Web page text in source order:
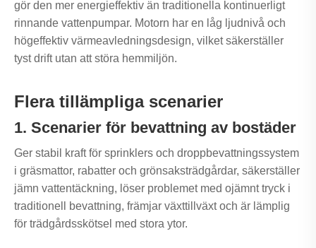
gör den mer energieffektiv än traditionella kontinuerligt
rinnande vattenpumpar. Motorn har en låg ljudnivå och
högeffektiv värmeavledningsdesign, vilket säkerställer
tyst drift utan att störa hemmiljön.
Flera tillämpliga scenarier
1. Scenarier för bevattning av bostäder
Ger stabil kraft för sprinklers och droppbevattningssystem
i gräsmattor, rabatter och grönsaksträdgårdar, säkerställer
jämn vattentäckning, löser problemet med ojämnt tryck i
traditionell bevattning, främjar växttillväxt och är lämplig
för trädgårdsskötsel med stora ytor.